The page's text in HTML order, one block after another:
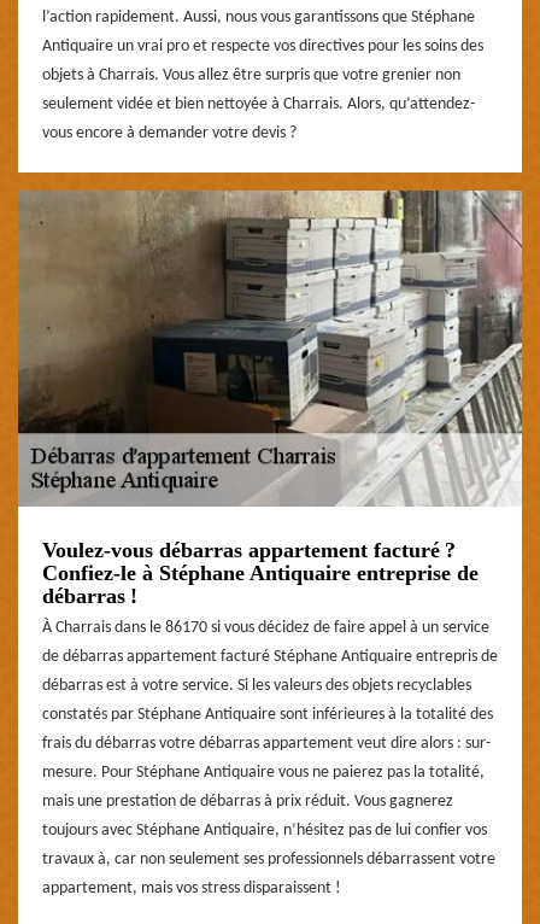
l’action rapidement. Aussi, nous vous garantissons que Stéphane
Antiquaire un vrai pro et respecte vos directives pour les soins des
objets à Charrais. Vous allez être surpris que votre grenier non
seulement vidée et bien nettoyée à Charrais. Alors, qu’attendez-
vous encore à demander votre devis ?
Voulez-vous débarras appartement facturé ?
Confiez-le à Stéphane Antiquaire entreprise de
débarras !
À Charrais dans le 86170 si vous décidez de faire appel à un service
de débarras appartement facturé Stéphane Antiquaire entrepris de
débarras est à votre service. Si les valeurs des objets recyclables
constatés par Stéphane Antiquaire sont inférieures à la totalité des
frais du débarras votre débarras appartement veut dire alors : sur-
mesure. Pour Stéphane Antiquaire vous ne paierez pas la totalité,
mais une prestation de débarras à prix réduit. Vous gagnerez
toujours avec Stéphane Antiquaire, n’hésitez pas de lui confier vos
travaux à, car non seulement ses professionnels débarrassent votre
appartement, mais vos stress disparaissent !